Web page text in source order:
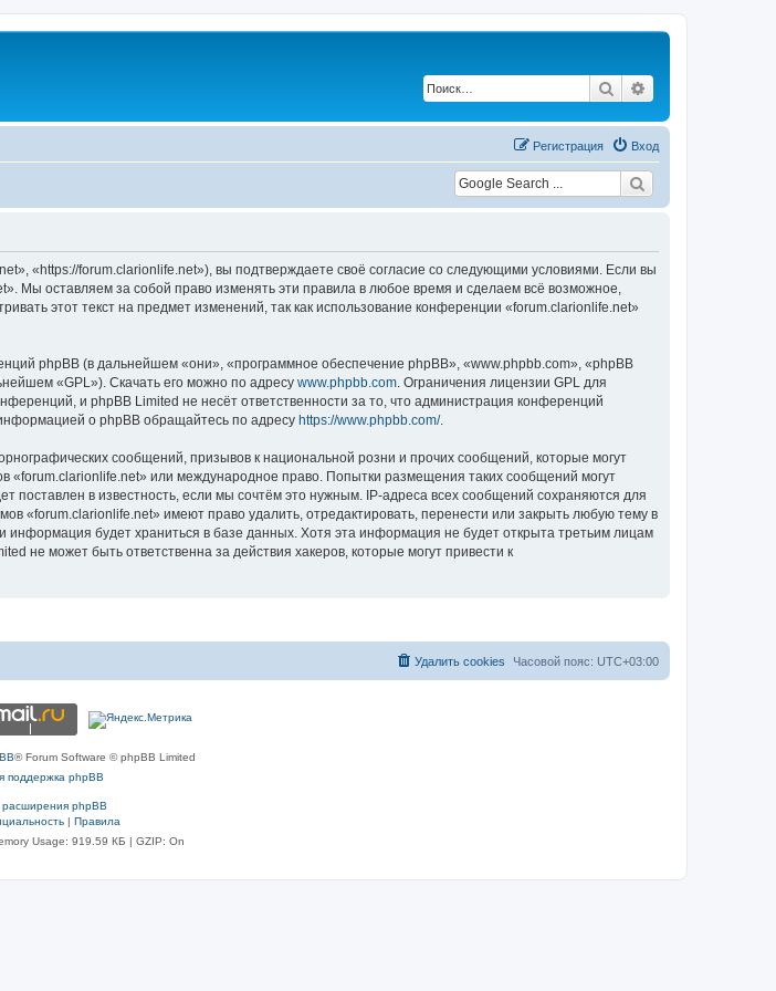
Поиск
Вход
Регистрация
«https://forum.clarionlife.net»), вы подтверждаете своё согласие со следующими условиями. Если вы
Мы оставляем за собой право изменять эти правила в любое время и сделаем всё возможное,
этот текст на предмет изменений, так как использование конференции «forum.clarionlife.net»
phpBB (в дальнейшем «они», «программное обеспечение phpBB», «www.phpbb.com», «phpBB
«GPL»). Скачать его можно по адресу www.phpbb.com. Ограничения лицензии GPL для
и phpBB Limited не несёт ответственности за то, что администрация конференций
о phpBB обращайтесь по адресу https://www.phpbb.com/.
сообщений, призывов к национальной розни и прочих сообщений, которые могут
«forum.clarionlife.net» или международное право. Попытки размещения таких сообщений могут
в известность, если мы сочтём это нужным. IP-адреса всех сообщений сохраняются для
«forum.clarionlife.net» имеют право удалить, отредактировать, перенести или закрыть любую тему в
будет храниться в базе данных. Хотя эта информация не будет открыта третьим лицам
не может быть ответственна за действия хакеров, которые могут привести к
Часовой пояс: UTC+03:00
Удалить cookies
® Forum Software © phpBB Limited
поддержка phpBB
phpBB
| Правила
Usage: 919.59 КБ | GZIP: On